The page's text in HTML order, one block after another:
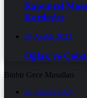
Rapunzel
Kardeşler
29 Aralık 2023
Oğlak ve
Binbir Gece Masalları
25 Kasım 2024